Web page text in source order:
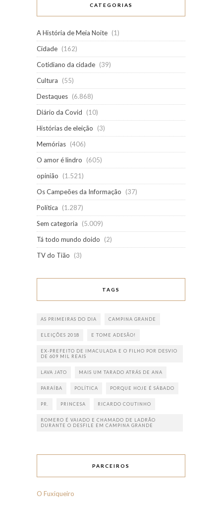
CATEGORIAS
A História de Meia Noite (1)
Cidade (162)
Cotidiano da cidade (39)
Cultura
(55)
Destaques (6.868)
Diário da Covid
(10)
Histórias de eleição
(3)
Memórias (406)
O amor é lindro
(605)
opinião
(1.521)
Os Campeões da Informação
(37)
Política
(1.287)
Sem categoria
(5.009)
Tá todo mundo doido
(2)
TV do Tião
(3)
TAGS
AS PRIMEIRAS DO DIA CAMPINA GRANDE
ELEIÇÕES 2018 E TOME ADESÃO!
EX-PREFEITO DE IMACULADA E O FILHO POR DESVIO
DE 609 MIL REAIS
LAVA JATO MAIS UM TARADO ATRÁS DE ANA
PARAÍBA POLÍTICA PORQUE HOJE É SÁBADO
PR. PRINCESA RICARDO COUTINHO
ROMERO É VAIADO E CHAMADO DE LADRÃO
DURANTE O DESFILE EM CAMPINA GRANDE
PARCEIROS
O Fuxiqueiro